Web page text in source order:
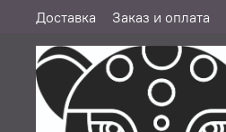
Доставка Заказ и оплата